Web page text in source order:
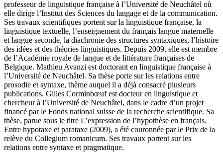
professeur de linguistique française à l’Université de Neuchâtel où
elle dirige l’Institut des Sciences du langage et de la communication.
Ses travaux scientifiques portent sur la linguistique française, la
linguistique textuelle, l’enseignement du français langue maternelle
et langue seconde, la diachronie des structures syntaxiques, l’histoire
des idées et des théories linguistiques. Depuis 2009, elle est membre
de l’Académie royale de langue et de littérature françaises de
Belgique. Mathieu Avanzi est doctorant en linguistique française à
l’Université de Neuchâtel. Sa thèse porte sur les relations entre
prosodie et syntaxe, thème auquel il a déjà consacré plusieurs
publications. Gilles Corminbœuf est docteur en linguistique et
chercheur à l’Université de Neuchâtel, dans le cadre d’un projet
financé par le Fonds national suisse de la recherche scientifique. Sa
thèse, parue sous le titre L’expression de l’hypothèse en français.
Entre hypotaxe et parataxe (2009), a été couronnée par le Prix de la
relève du Collegium romanicum. Ses travaux portent sur les
relations entre syntaxe et pragmatique.